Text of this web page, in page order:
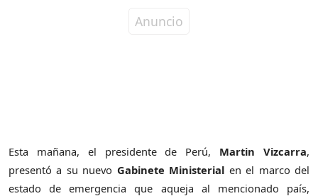
Esta mañana, el presidente de Perú, Martin Vizcarra,
presentó a su nuevo Gabinete Ministerial en el marco del
estado de emergencia que aqueja al mencionado país,